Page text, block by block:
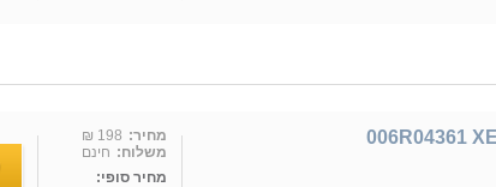
מחיר: 198 ₪
משלוח: חינם
מחיר סופי: